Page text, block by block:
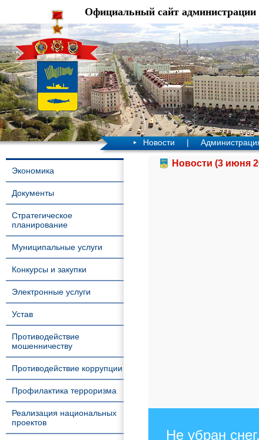
Официальный сайт администрации
Новости |
Экономика
Документы
Стратегическое
планирование
Муниципальные услуги
Конкурсы и закупки
Электронные услуги
Устав
Противодействие
мошенничеству
Противодействие коррупции
Профилактика терроризма
Реализация национальных
проектов
Новости (3 июня
Не убран